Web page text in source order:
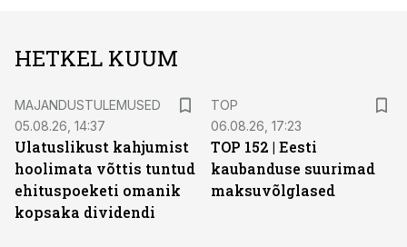
HETKEL KUUM
MAJANDUSTULEMUSED
05.08.26, 14:37
Ulatuslikust kahjumist
hoolimata võttis tuntud
ehituspoeketi omanik
kopsaka dividendi
TOP
06.08.26, 17:23
TOP 152 | Eesti
kaubanduse suurimad
maksuvõlglased